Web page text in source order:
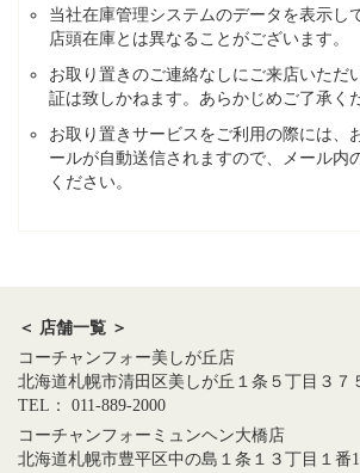
当社在庫管理システムのデータを表示し
店頭在庫とは異なることがございます。
お取り置きのご連絡なしにご来店いただ
証は致しかねます。あらかじめご了承く
お取り置きサービスをご利用の際には、
ールが自動送信されますので、メール内
ください。
＜ 店舗一覧 ＞
コーチャンフォー美しが丘店
北海道札幌市清田区美しが丘１条５丁目３７
TEL： 011-889-2000
コーチャンフォーミュンヘン大橋店
北海道札幌市豊平区中の島１条１３丁目１番